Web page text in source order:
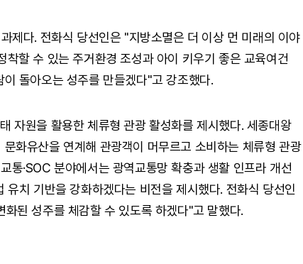
제다. 전화식 당선인은 "지방소멸은 더 이상 먼 미래의 이야
할 수 있는 주거환경 조성과 아이 키우기 좋은 교육여건
돌아오는 성주를 만들겠다"고 강조했다.
자원을 활용한 체류형 관광 활성화를 제시했다. 세종대왕
화유산을 연계해 관광객이 머무르고 소비하는 체류형 관광
통·SOC 분야에서는 광역교통망 확충과 생활 인프라 개선
치 기반을 강화하겠다는 비전을 제시했다. 전화식 당선인
된 성주를 체감할 수 있도록 하겠다"고 말했다.